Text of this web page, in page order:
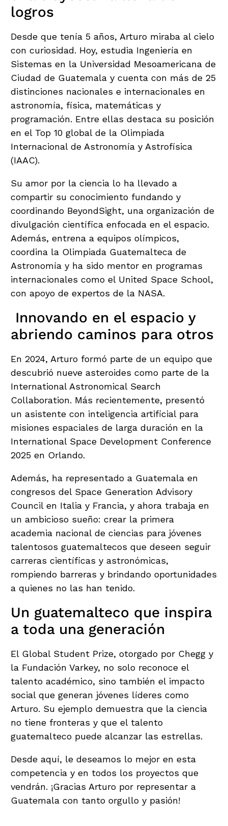
logros
Desde que tenía 5 años, Arturo miraba al cielo
con curiosidad. Hoy, estudia Ingeniería en
Sistemas en la Universidad Mesoamericana de
Ciudad de Guatemala y cuenta con más de 25
distinciones nacionales e internacionales en
astronomía, física, matemáticas y
programación. Entre ellas destaca su posición
en el Top 10 global de la Olimpiada
Internacional de Astronomía y Astrofísica
(IAAC).
Su amor por la ciencia lo ha llevado a
compartir su conocimiento fundando y
coordinando BeyondSight, una organización de
divulgación científica enfocada en el espacio.
Además, entrena a equipos olímpicos,
coordina la Olimpiada Guatemalteca de
Astronomía y ha sido mentor en programas
internacionales como el United Space School,
con apoyo de expertos de la NASA.
Innovando en el espacio y
abriendo caminos para otros
En 2024, Arturo formó parte de un equipo que
descubrió nueve asteroides como parte de la
International Astronomical Search
Collaboration. Más recientemente, presentó
un asistente con inteligencia artificial para
misiones espaciales de larga duración en la
International Space Development Conference
2025 en Orlando.
Además, ha representado a Guatemala en
congresos del Space Generation Advisory
Council en Italia y Francia, y ahora trabaja en
un ambicioso sueño: crear la primera
academia nacional de ciencias para jóvenes
talentosos guatemaltecos que deseen seguir
carreras científicas y astronómicas,
rompiendo barreras y brindando oportunidades
a quienes no las han tenido.
Un guatemalteco que inspira
a toda una generación
El Global Student Prize, otorgado por Chegg y
la Fundación Varkey, no solo reconoce el
talento académico, sino también el impacto
social que generan jóvenes líderes como
Arturo. Su ejemplo demuestra que la ciencia
no tiene fronteras y que el talento
guatemalteco puede alcanzar las estrellas.
Desde aquí, le deseamos lo mejor en esta
competencia y en todos los proyectos que
vendrán. ¡Gracias Arturo por representar a
Guatemala con tanto orgullo y pasión!